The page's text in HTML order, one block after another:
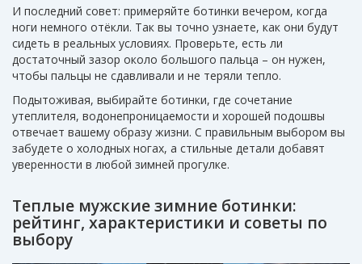
И последний совет: примеряйте ботинки вечером, когда
ноги немного отёкли. Так вы точно узнаете, как они будут
сидеть в реальных условиях. Проверьте, есть ли
достаточный зазор около большого пальца – он нужен,
чтобы пальцы не сдавливали и не теряли тепло.
Подытоживая, выбирайте ботинки, где сочетание
утеплителя, водонепроницаемости и хорошей подошвы
отвечает вашему образу жизни. С правильным выбором вы
забудете о холодных ногах, а стильные детали добавят
уверенности в любой зимней прогулке.
Теплые мужские зимние ботинки:
рейтинг, характеристики и советы по
выбору